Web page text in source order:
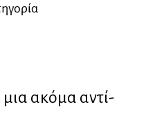
μια ακόμα αντί-